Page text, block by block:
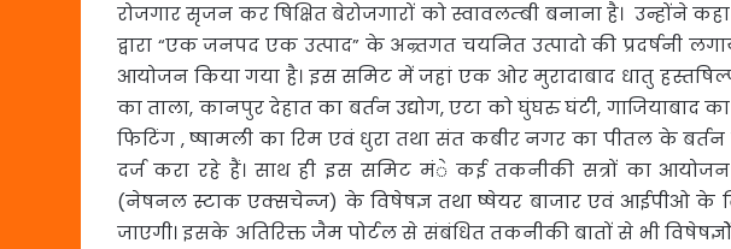
रोजगार सृजन कर षिक्षित बेरोजगारों को स्वावलम्बी बनाना है। उन्होंने
द्वारा “एक जनपद एक उत्पाद” के अन्र्तगत चयनित उत्पादो की प्रदर्षनी
आयोजन किया गया है। इस समिट में जहां एक ओर मुरादाबाद धातु
का ताला, कानपुर देहात का बर्तन उद्योग, एटा को घुंघरु घंटी, गाजियाबाद
फिटिंग , ष्षामली का रिम एवं धुरा तथा संत कबीर नगर का पीतल के
दर्ज करा रहे हैं। साथ ही इस समिट मंे कई तकनीकी सत्रों का
(नेषनल स्टाक एक्सचेन्ज) के विषेषज्ञ तथा ष्षेयर बाजार एवं आईपीओ के
जाएगी। इसके अतिरिक्त जैम पोर्टल से संबंधित तकनीकी बातों से भी